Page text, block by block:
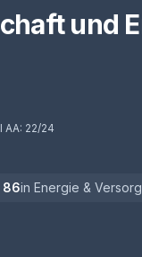
und
AA: 22/24
86in Energie &